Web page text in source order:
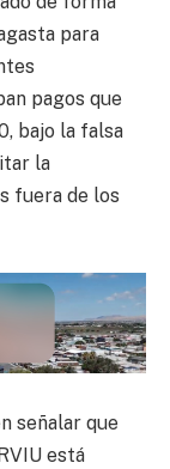
para
pagos que
bajo la falsa
la
fuera de los
señalar que
está